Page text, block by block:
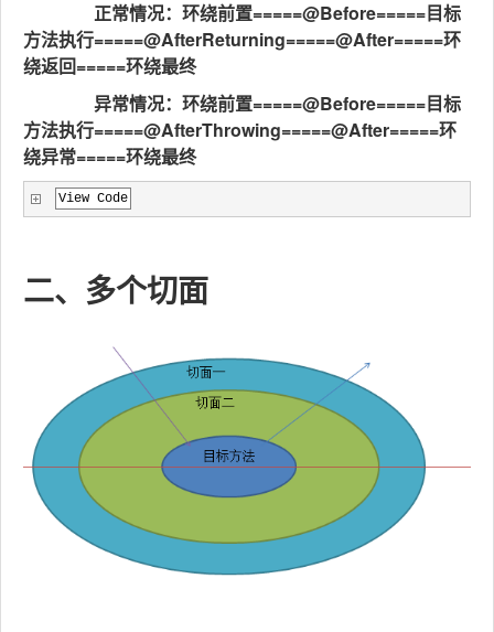
正常情况：环绕前置=====@Before=====目标
方法执行=====@AfterReturning=====@After=====环
绕返回=====环绕最终
异常情况：环绕前置=====@Before=====目标
方法执行=====@AfterThrowing=====@After=====环
绕异常=====环绕最终
View Code
二、多个切面